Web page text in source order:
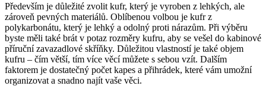
Především je důležité zvolit kufr, který je vyroben z lehkých, ale
zároveň pevných materiálů. Oblíbenou volbou je kufr z
polykarbonátu, který je lehký a odolný proti nárazům. Při výběru
byste měli také brát v potaz rozměry kufru, aby se vešel do kabinové
příruční zavazadlové skříňky. Důležitou vlastností je také objem
kufru – čím větší, tím více věcí můžete s sebou vzít. Dalším
faktorem je dostatečný počet kapes a přihrádek, které vám umožní
organizovat a snadno najít vaše věci.